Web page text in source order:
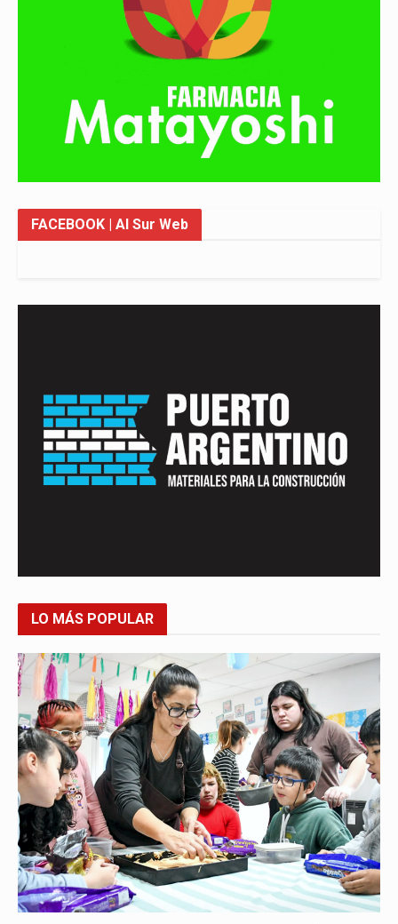
FACEBOOK | Al Sur Web
LO MÁS POPULAR